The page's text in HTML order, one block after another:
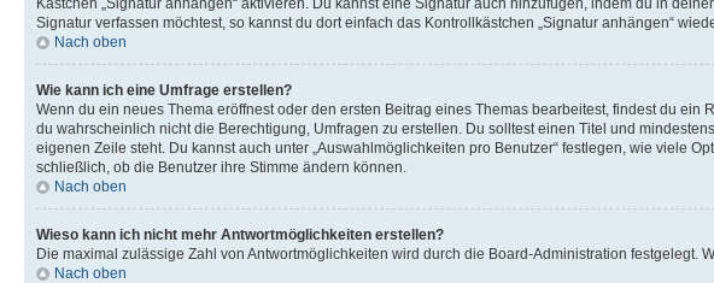
Signatur verfassen möchtest, so kannst du dort einfach das Kontrollkästchen „Signatur anhängen“
Nach oben
Wie kann ich eine Umfrage erstellen?
Wenn du ein neues Thema eröffnest oder den ersten Beitrag eines Themas bearbeitest, findest du
du wahrscheinlich nicht die Berechtigung, Umfragen zu erstellen. Du solltest einen Titel und
eigenen Zeile steht. Du kannst auch unter „Auswahlmöglichkeiten pro Benutzer“ festlegen, wie viele
schließlich, ob die Benutzer ihre Stimme ändern können.
Nach oben
Wieso kann ich nicht mehr Antwortmöglichkeiten erstellen?
Die maximal zulässige Zahl von Antwortmöglichkeiten wird durch die Board-Administration
Nach oben